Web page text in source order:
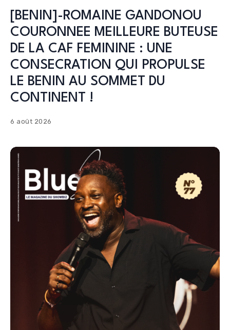
[BENIN]-ROMAINE GANDONOU
COURONNEE MEILLEURE BUTEUSE
DE LA CAF FEMININE : UNE
CONSECRATION QUI PROPULSE
LE BENIN AU SOMMET DU
CONTINENT !
6 août 2026